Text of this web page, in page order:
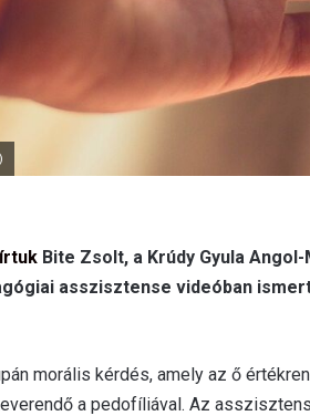
Bite Zsolt, a Krúdy Gyula
asszisztense videóban
morális kérdés, amely az ő
a pedofíliával. Az